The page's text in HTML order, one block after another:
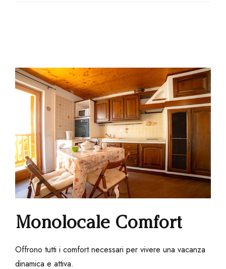
Monolocale Comfort
Offrono tutti i comfort necessari per vivere una vacanza
dinamica e attiva.